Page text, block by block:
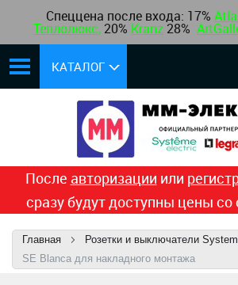
Спеццена после входа: 17%
Теплолюкс, 20% Kranz 28%
КАТАЛОГ
После авторизации или
сразу будут доступны цены
Главная
Розетки и выключатели
SE Blanca для накладного монтажа